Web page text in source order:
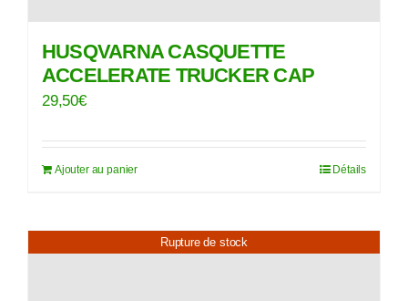
HUSQVARNA CASQUETTE
ACCELERATE TRUCKER CAP
29,50€
Ajouter au panier Détails
Rupture de stock